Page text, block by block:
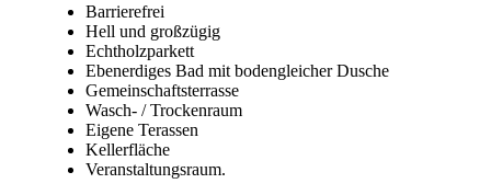
Barrierefrei
Hell und großzügig
Echtholzparkett
Ebenerdiges Bad mit bodengleicher Dusche
Gemeinschaftsterrasse
Wasch- / Trockenraum
Eigene Terassen
Kellerfläche
Veranstaltungsraum.